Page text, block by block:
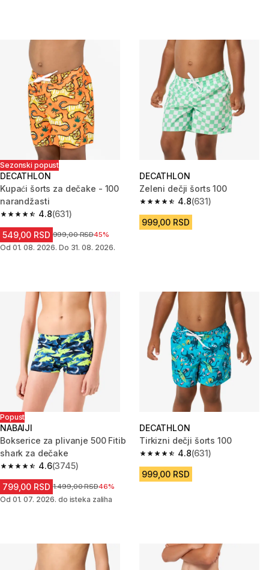
Sezonski popust
DECATHLON
Kupaći šorts za dečake - 100
narandžasti
4.8
4.8 od 5 zvezdica from 631 Recenzije
(631)
549,00 RSD Cena pre sniženja
999,00 RSD45%
Od 01. 08. 2026. Do 31. 08. 2026.
DECATHLON
Zeleni dečji šorts 100
4.8
4.8 od 5 zvezdica from 631
(631)
999,00 RSD
Popust
NABAIJI
Bokserice za plivanje 500 Fitib
shark za dečake
4.6
4.6 od 5 zvezdica from 3745 Recenzije
(3745)
799,00 RSD Cena pre sniženja
1.499,00 RSD46%
Od 01. 07. 2026. do isteka zaliha
DECATHLON
Tirkizni dečji šorts 100
4.8
4.8 od 5 zvezdica from 631
(631)
999,00 RSD